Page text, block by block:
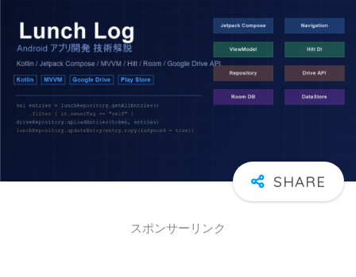
スポンサーリンク